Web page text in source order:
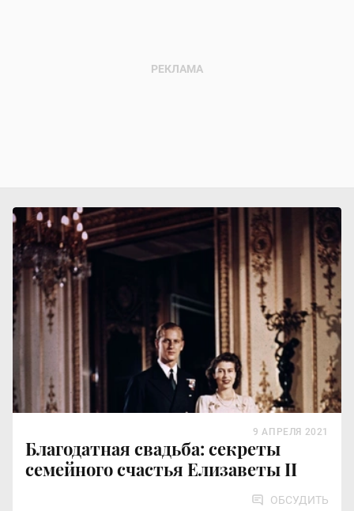
Благодатная свадьба: секреты
семейного счастья Елизаветы II
9 АПРЕЛЯ 2021
ОБСУДИТЬ